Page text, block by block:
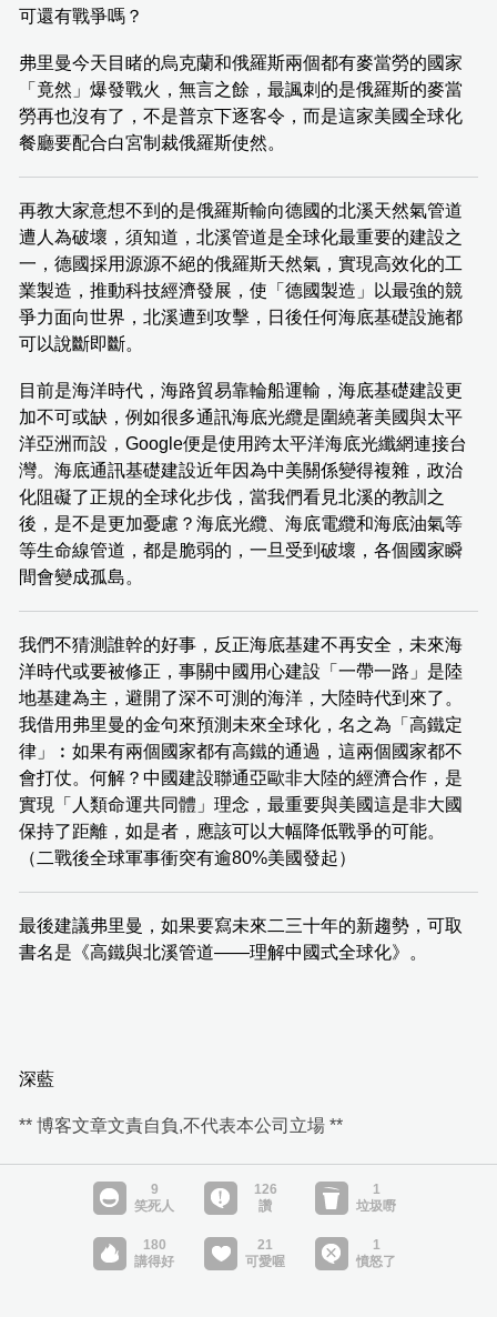
可還有戰爭嗎？
弗里曼今天目睹的烏克蘭和俄羅斯兩個都有麥當勞的國家
「竟然」爆發戰火，無言之餘，最諷刺的是俄羅斯的麥當
勞再也沒有了，不是普京下逐客令，而是這家美國全球化
餐廳要配合白宮制裁俄羅斯使然。
再教大家意想不到的是俄羅斯輸向德國的北溪天然氣管道
遭人為破壞，須知道，北溪管道是全球化最重要的建設之
一，德國採用源源不絕的俄羅斯天然氣，實現高效化的工
業製造，推動科技經濟發展，使「德國製造」以最強的競
爭力面向世界，北溪遭到攻擊，日後任何海底基礎設施都
可以說斷即斷。
目前是海洋時代，海路貿易靠輪船運輸，海底基礎建設更
加不可或缺，例如很多通訊海底光纜是圍繞著美國與太平
洋亞洲而設，Google便是使用跨太平洋海底光纖網連接台
灣。海底通訊基礎建設近年因為中美關係變得複雜，政治
化阻礙了正規的全球化步伐，當我們看見北溪的教訓之
後，是不是更加憂慮？海底光纜、海底電纜和海底油氣等
等生命線管道，都是脆弱的，一旦受到破壞，各個國家瞬
間會變成孤島。
我們不猜測誰幹的好事，反正海底基建不再安全，未來海
洋時代或要被修正，事關中國用心建設「一帶一路」是陸
地基建為主，避開了深不可測的海洋，大陸時代到來了。
我借用弗里曼的金句來預測未來全球化，名之為「高鐵定
律」︰如果有兩個國家都有高鐵的通過，這兩個國家都不
會打仗。何解？中國建設聯通亞歐非大陸的經濟合作，是
實現「人類命運共同體」理念，最重要與美國這是非大國
保持了距離，如是者，應該可以大幅降低戰爭的可能。
（二戰後全球軍事衝突有逾80%美國發起）
最後建議弗里曼，如果要寫未來二三十年的新趨勢，可取
書名是《高鐵與北溪管道——理解中國式全球化》。
深藍
** 博客文章文責自負,不代表本公司立場 **